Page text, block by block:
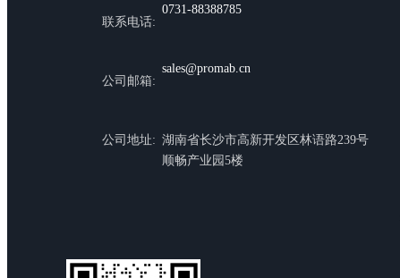
联系电话:
0731-88388785
公司邮箱:
sales@promab.cn
公司地址: 湖南省长沙市高新开发区林语路239号
顺畅产业园5楼